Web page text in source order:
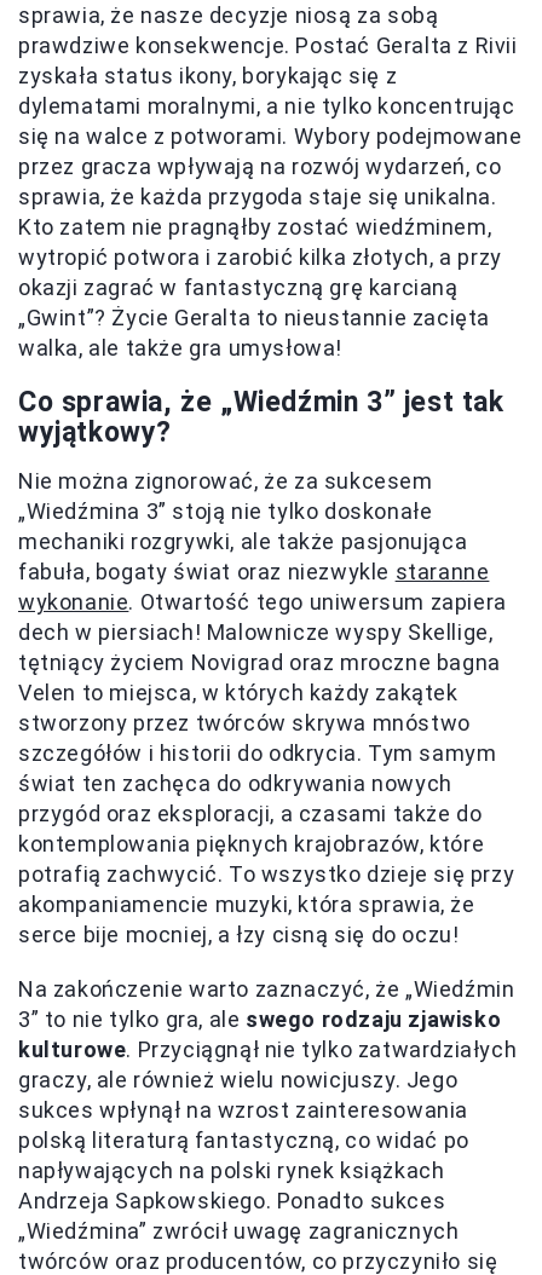
sprawia, że nasze decyzje niosą za sobą
prawdziwe konsekwencje. Postać Geralta z Rivii
zyskała status ikony, borykając się z
dylematami moralnymi, a nie tylko koncentrując
się na walce z potworami. Wybory podejmowane
przez gracza wpływają na rozwój wydarzeń, co
sprawia, że każda przygoda staje się unikalna.
Kto zatem nie pragnąłby zostać wiedźminem,
wytropić potwora i zarobić kilka złotych, a przy
okazji zagrać w fantastyczną grę karcianą
„Gwint”? Życie Geralta to nieustannie zacięta
walka, ale także gra umysłowa!
Co sprawia, że „Wiedźmin 3” jest tak
wyjątkowy?
Nie można zignorować, że za sukcesem
„Wiedźmina 3” stoją nie tylko doskonałe
mechaniki rozgrywki, ale także pasjonująca
fabuła, bogaty świat oraz niezwykle staranne
wykonanie. Otwartość tego uniwersum zapiera
dech w piersiach! Malownicze wyspy Skellige,
tętniący życiem Novigrad oraz mroczne bagna
Velen to miejsca, w których każdy zakątek
stworzony przez twórców skrywa mnóstwo
szczegółów i historii do odkrycia. Tym samym
świat ten zachęca do odkrywania nowych
przygód oraz eksploracji, a czasami także do
kontemplowania pięknych krajobrazów, które
potrafią zachwycić. To wszystko dzieje się przy
akompaniamencie muzyki, która sprawia, że
serce bije mocniej, a łzy cisną się do oczu!
Na zakończenie warto zaznaczyć, że „Wiedźmin
3” to nie tylko gra, ale swego rodzaju zjawisko
kulturowe. Przyciągnął nie tylko zatwardziałych
graczy, ale również wielu nowicjuszy. Jego
sukces wpłynął na wzrost zainteresowania
polską literaturą fantastyczną, co widać po
napływających na polski rynek książkach
Andrzeja Sapkowskiego. Ponadto sukces
„Wiedźmina” zwrócił uwagę zagranicznych
twórców oraz producentów, co przyczyniło się